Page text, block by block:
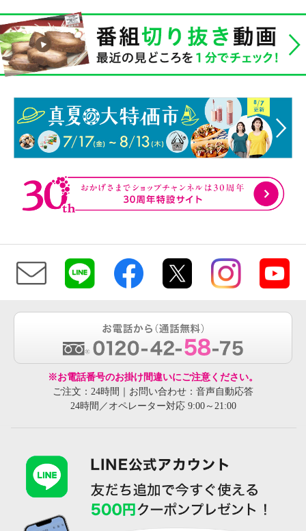
※お電話番号のお掛け間違いにご注意ください。
ご注文：24時間｜お問い合わせ：音声自動応答
24時間／オペレーター対応 9:00～21:00